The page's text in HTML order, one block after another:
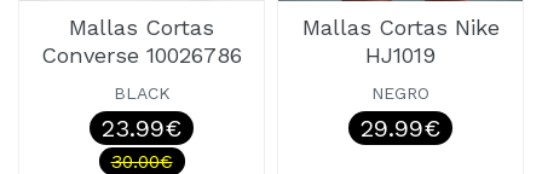
Mallas Cortas
Converse 10026786
BLACK
23.99€
30.00€
Mallas Cortas Nike
HJ1019
NEGRO
29.99€